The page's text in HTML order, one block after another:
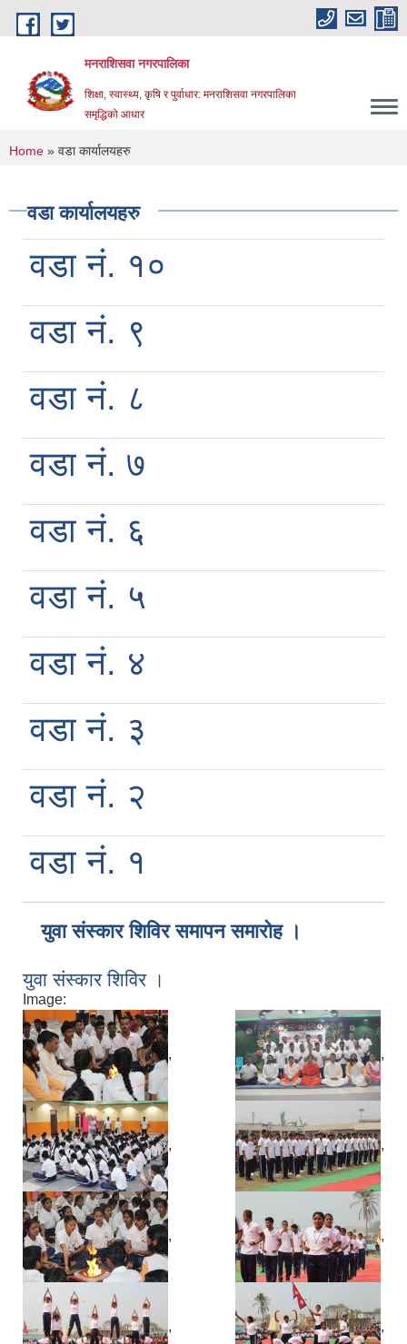
Skip to main content
मनराशिसवा नगरपालिका
शिक्षा, स्वास्थ्य, कृषि र पुर्वाधार: मनराशिसवा नगरपालिका
समृद्धिको आधार
You are here
Home » वडा कार्यालयहरु
वडा कार्यालयहरु
वडा नं. १०
वडा नं. ९
वडा नं. ८
वडा नं. ७
वडा नं. ६
वडा नं. ५
वडा नं. ४
वडा नं. ३
वडा नं. २
वडा नं. १
युवा संस्कार शिविर समापन समारोह ।
युवा संस्कार शिविर ।
Image:
, ,
, ,
, ,
, ,